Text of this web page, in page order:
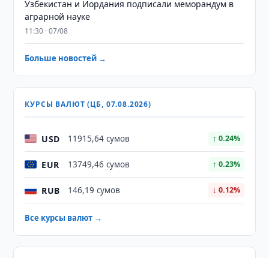
Узбекистан и Иордания подписали меморандум в
аграрной науке
11:30 · 07/08
Больше новостей →
КУРСЫ ВАЛЮТ (ЦБ, 07.08.2026)
USD 11915,64 сумов ↑ 0.24%
EUR 13749,46 сумов ↑ 0.23%
RUB 146,19 сумов ↓ 0.12%
Все курсы валют →